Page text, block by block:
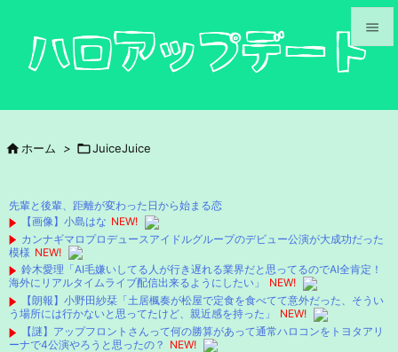




検索
 ホーム > JuiceJuice
先輩と後輩、距離が変わった日から始まる恋
【画像】小島はな NEW!
カンナギマロプロデュースアイドルグループのデビュー公演が大成功だった
模様 NEW!
鈴木愛理「AI毛嫌いしてる人が行き遅れる業界だと思ってるのでAI全肯定！
海外にリアルタイムライブ配信出来るようにしたい」
NEW!
【朗報】小野田紗栞「土居楓奏が松屋で定食を食べてて意外だった、そうい
う場所には行かないと思ってたけど、親近感を持った」
NEW!
【謎】アップフロントさんって何の勝算があって通常ハロコンをトヨタアリ
ーナで4公演やろうと思ったの？ NEW!